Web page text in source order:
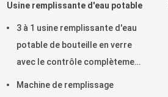
Usine remplissante d'eau potable
3 à 1 usine remplissante d'eau
potable de bouteille en verre
avec le contrôle complètement
Machine de remplissage